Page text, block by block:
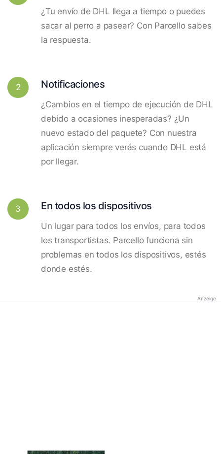
¿Tu envío de DHL llega a tiempo o puedes
sacar al perro a pasear? Con Parcello sabes
la respuesta.
2 Notificaciones
¿Cambios en el tiempo de ejecución de DHL
debido a ocasiones inesperadas? ¿Un
nuevo estado del paquete? Con nuestra
aplicación siempre verás cuando DHL está
por llegar.
3 En todos los dispositivos
Un lugar para todos los envíos, para todos
los transportistas. Parcello funciona sin
problemas en todos los dispositivos, estés
donde estés.
Anzeige